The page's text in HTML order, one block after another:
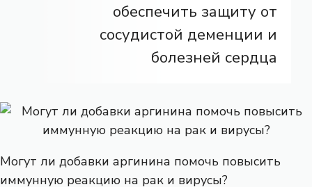
обеспечить защиту от
сосудистой деменции и
болезней сердца
Могут ли добавки аргинина помочь повысить
иммунную реакцию на рак и вирусы?